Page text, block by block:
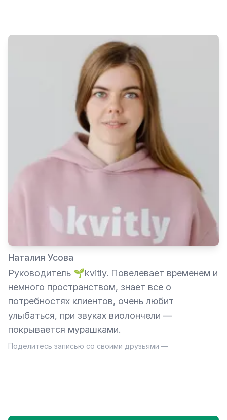
Наталия Усова
Руководитель 🌱kvitly. Повелевает временем и
немного пространством, знает все о
потребностях клиентов, очень любит
улыбаться, при звуках виолончели —
покрывается мурашками.
Поделитесь записью со своими друзьями —